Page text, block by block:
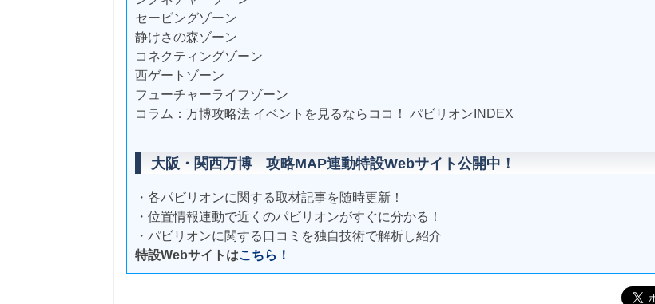
セービングゾーン
静けさの森ゾーン
コネクティングゾーン
西ゲートゾーン
フューチャーライフゾーン
コラム：万博攻略法 イベントを見るならココ！ パビリオンINDEX
大阪・関西万博 攻略MAP連動特設Webサイト公開中！
・各パビリオンに関する取材記事を随時更新！
・位置情報連動で近くのパビリオンがすぐに分かる！
・パビリオンに関する口コミを独自技術で解析し紹介
特設Webサイトはこちら！